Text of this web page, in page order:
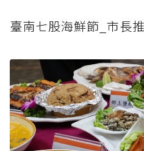
臺南七股海鮮節_市長